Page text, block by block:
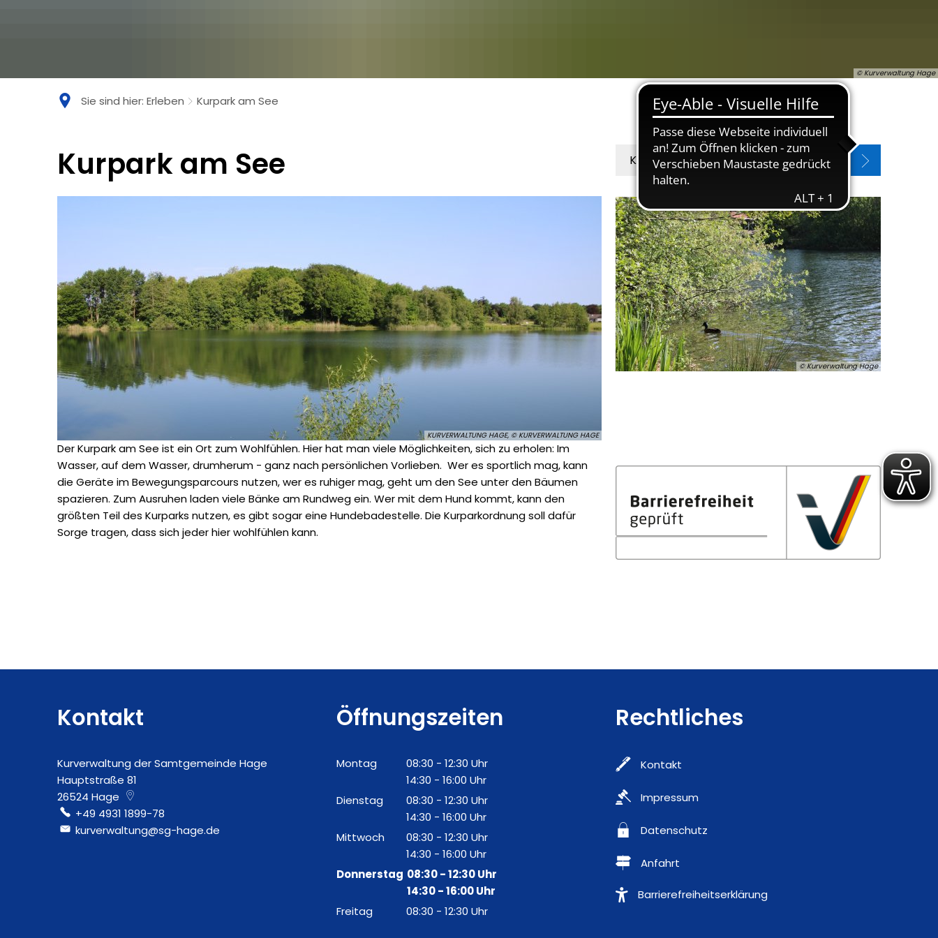
© Kurverwaltung Hage
Sie sind hier: Erleben Kurpark am See
KurparkKurpark am See
KURVERWALTUNG HAGE, © KURVERWALTUNG HAGE
Der Kurpark am See ist ein Ort zum Wohlfühlen. Hier hat man viele Möglichkeiten, sich zu erholen: Im
Wasser, auf dem Wasser, drumherum - ganz nach persönlichen Vorlieben. Wer es sportlich mag, kann
die Geräte im Bewegungsparcours nutzen, wer es ruhiger mag, geht um den See unter den Bäumen
spazieren. Zum Ausruhen laden viele Bänke am Rundweg ein. Wer mit dem Hund kommt, kann den
größten Teil des Kurparks nutzen, es gibt sogar eine Hundebadestelle. Die Kurparkordnung soll dafür
Sorge tragen, dass sich jeder hier wohlfühlen kann.
Kurparkordnung
© Kurverwaltung Hage
Kontakt
Kurverwaltung der Samtgemeinde Hage
Hauptstraße 81
26524 Hage
+49 4931 1899-78
kurverwaltung@sg-hage.de
Öffnungszeiten
Montag 08:30 - 12:30 Uhr
Von 08:30 bis 12:30 Uhr
14:30 - 16:00 Uhr
Von 14:30 bis 16:00 Uhr
Dienstag 08:30 - 12:30 Uhr
Von 08:30 bis 12:30 Uhr
14:30 - 16:00 Uhr
Von 14:30 bis 16:00 Uhr
Mittwoch 08:30 - 12:30 Uhr
Von 08:30 bis 12:30 Uhr
14:30 - 16:00 Uhr
Von 14:30 bis 16:00 Uhr
Donnerstag 08:30-12:30Uhr
Von 08:30 bis 12:30 Uhr
14:30-16:00Uhr
Von 14:30 bis 16:00 Uhr
Freitag 08:30 - 12:30 Uhr
Rechtliches
Kontakt
Impressum
Datenschutz
Anfahrt
Barrierefreiheitserklärung